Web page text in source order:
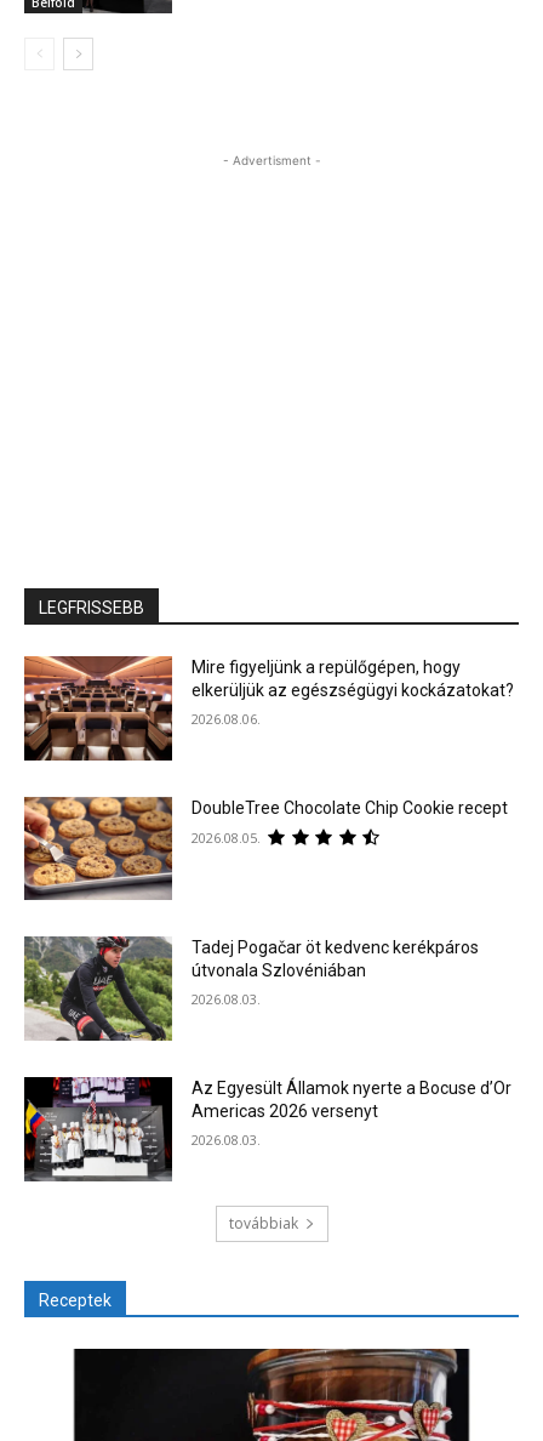
- Advertisment -
LEGFRISSEBB
Mire figyeljünk a repülőgépen, hogy
elkerüljük az egészségügyi kockázatokat?
2026.08.06.
DoubleTree Chocolate Chip Cookie recept
2026.08.05.
Tadej Pogačar öt kedvenc kerékpáros
útvonala Szlovéniában
2026.08.03.
Az Egyesült Államok nyerte a Bocuse d’Or
Americas 2026 versenyt
2026.08.03.
továbbiak
Receptek